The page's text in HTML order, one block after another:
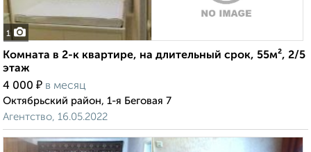
1
Комната в 2-к квартире, на длительный срок, 55м², 2/5
этаж
4 000 ₽ в месяц
Октябрьский район, 1-я Беговая 7
Агентство, 16.05.2022